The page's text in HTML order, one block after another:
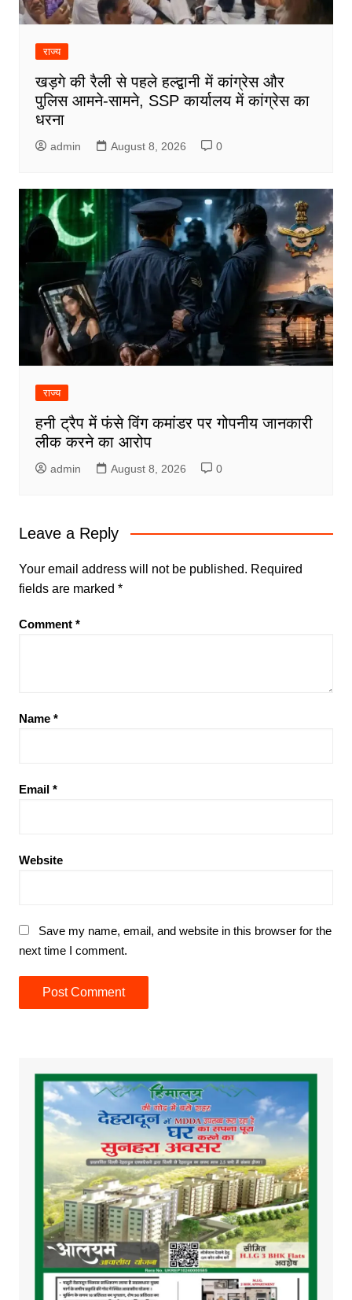
राज्य
खड़गे की रैली से पहले हल्द्वानी में कांग्रेस और
पुलिस आमने-सामने, SSP कार्यालय में कांग्रेस का
धरना
admin August 8, 2026 0
राज्य
हनी ट्रैप में फंसे विंग कमांडर पर गोपनीय जानकारी
लीक करने का आरोप
admin August 8, 2026 0
Leave a Reply
Your email address will not be published. Required
fields are marked *
Comment *
Name *
Email *
Website
Save my name, email, and website in this browser for the
next time I comment.